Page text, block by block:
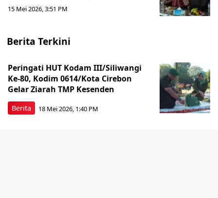
15 Mei 2026, 3:51 PM
Berita Terkini
Berita
Peringati HUT Kodam III/Siliwangi
Ke-80, Kodim 0614/Kota Cirebon
Gelar Ziarah TMP Kesenden
18 Mei 2026, 1:40 PM